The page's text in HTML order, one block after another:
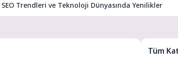
SEO Trendleri ve Teknoloji Dünyasında Yenilikler
Tüm